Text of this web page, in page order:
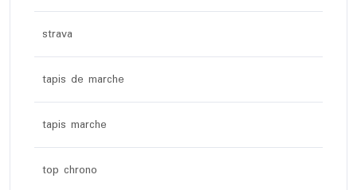
strava
tapis de marche
tapis marche
top chrono